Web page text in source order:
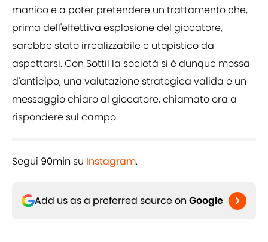
manico e a poter pretendere un trattamento che,
prima dell'effettiva esplosione del giocatore,
sarebbe stato irrealizzabile e utopistico da
aspettarsi. Con Sottil la società si è dunque mossa
d'anticipo, una valutazione strategica valida e un
messaggio chiaro al giocatore, chiamato ora a
rispondere sul campo.
Segui 90min su Instagram.
Add us as a preferred source on Google